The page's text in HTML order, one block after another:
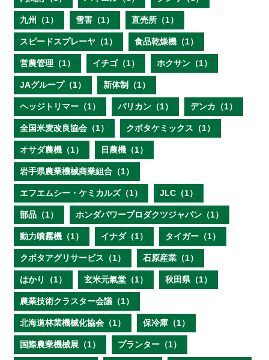
九州（1） 雪害（1） 直売所（1）
スピードスプレーヤ（1） 食品乾燥機（1）
営農管理（1） イチゴ（1） ホクサン（1）
JAグループ（1） 新体制（1）
ヘッジトリマー（1） バリカン（1） デンカ（1）
全国米麦改良協会（1） クボタケミックス（1）
オサダ農機（1） 日農機（1）
岩手県農業機械商業組合（1）
エフエムシー・ケミカルズ（1） JLC（1）
部品（1） ホンダパワープロダクツジャパン（1）
動力噴霧機（1） イナダ（1） タイガー（1）
クボタアグリサービス（1） 石原産業（1）
はかり（1） 玄米元氣堂（1） 秋田県（1）
農業技術クラスター会議（1）
北海道林業機械化協会（1） 保冷庫（1）
国際農業機械展（1） プランター（1）